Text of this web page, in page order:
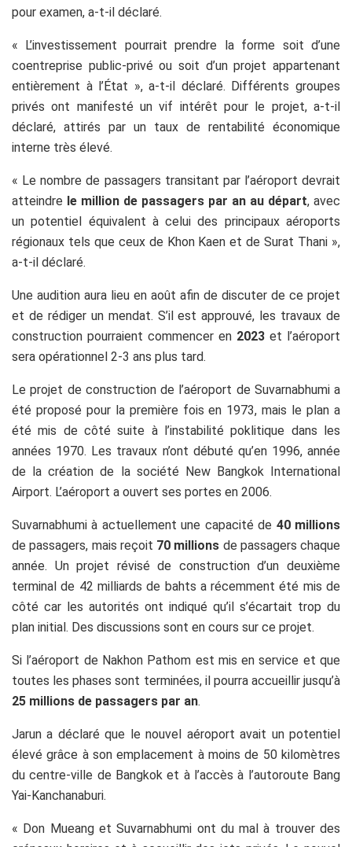
pour examen, a-t-il déclaré.
« L’investissement pourrait prendre la forme soit d’une
coentreprise public-privé ou soit d’un projet appartenant
entièrement à l’État », a-t-il déclaré. Différents groupes
privés ont manifesté un vif intérêt pour le projet, a-t-il
déclaré, attirés par un taux de rentabilité économique
interne très élevé.
« Le nombre de passagers transitant par l’aéroport devrait
atteindre le million de passagers par an au départ, avec
un potentiel équivalent à celui des principaux aéroports
régionaux tels que ceux de Khon Kaen et de Surat Thani »,
a-t-il déclaré.
Une audition aura lieu en août afin de discuter de ce projet
et de rédiger un mendat. S’il est approuvé, les travaux de
construction pourraient commencer en 2023 et l’aéroport
sera opérationnel 2-3 ans plus tard.
Le projet de construction de l’aéroport de Suvarnabhumi a
été proposé pour la première fois en 1973, mais le plan a
été mis de côté suite à l’instabilité poklitique dans les
années 1970. Les travaux n’ont débuté qu’en 1996, année
de la création de la société New Bangkok International
Airport. L’aéroport a ouvert ses portes en 2006.
Suvarnabhumi à actuellement une capacité de 40 millions
de passagers, mais reçoit 70 millions de passagers chaque
année. Un projet révisé de construction d’un deuxième
terminal de 42 milliards de bahts a récemment été mis de
côté car les autorités ont indiqué qu’il s’écartait trop du
plan initial. Des discussions sont en cours sur ce projet.
Si l’aéroport de Nakhon Pathom est mis en service et que
toutes les phases sont terminées, il pourra accueillir jusqu’à
25 millions de passagers par an.
Jarun a déclaré que le nouvel aéroport avait un potentiel
élevé grâce à son emplacement à moins de 50 kilomètres
du centre-ville de Bangkok et à l’accès à l’autoroute Bang
Yai-Kanchanaburi.
« Don Mueang et Suvarnabhumi ont du mal à trouver des